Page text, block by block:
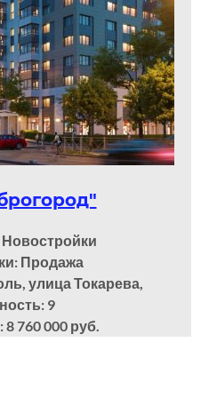
Новостройки
Продажа
улица Токарева,
9
760 000 руб.